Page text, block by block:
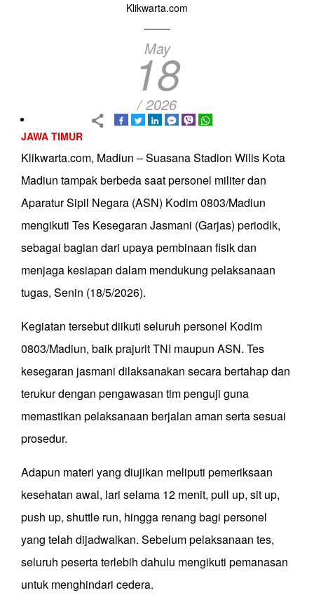
Klikwarta.com
May
18
/ 2026
JAWA TIMUR
Klikwarta.com, Madiun – Suasana Stadion Wilis Kota
Madiun tampak berbeda saat personel militer dan
Aparatur Sipil Negara (ASN) Kodim 0803/Madiun
mengikuti Tes Kesegaran Jasmani (Garjas) periodik,
sebagai bagian dari upaya pembinaan fisik dan
menjaga kesiapan dalam mendukung pelaksanaan
tugas, Senin (18/5/2026).
Kegiatan tersebut diikuti seluruh personel Kodim
0803/Madiun, baik prajurit TNI maupun ASN. Tes
kesegaran jasmani dilaksanakan secara bertahap dan
terukur dengan pengawasan tim penguji guna
memastikan pelaksanaan berjalan aman serta sesuai
prosedur.
Adapun materi yang diujikan meliputi pemeriksaan
kesehatan awal, lari selama 12 menit, pull up, sit up,
push up, shuttle run, hingga renang bagi personel
yang telah dijadwalkan. Sebelum pelaksanaan tes,
seluruh peserta terlebih dahulu mengikuti pemanasan
untuk menghindari cedera.